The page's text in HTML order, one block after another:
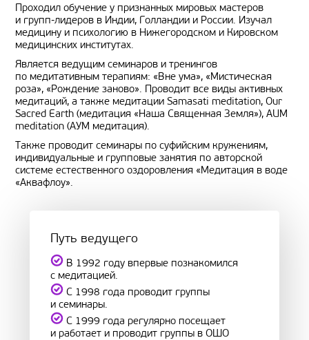
Проходил обучение у признанных мировых мастеров
и групп-лидеров в Индии, Голландии и России. Изучал
медицину и психологию в Нижегородском и Кировском
медицинских институтах.
Является ведущим семинаров и тренингов
по медитативным терапиям: «Вне ума», «Мистическая
роза», «Рождение заново». Проводит все виды активных
медитаций, а также медитации Samasati meditation, Our
Sacred Earth (медитация «Наша Священная Земля»), AUM
meditation (АУМ медитация).
Также проводит семинары по суфийским кружениям,
индивидуальные и групповые занятия по авторской
системе естественного оздоровления «Медитация в воде
«Аквафлоу».
Путь ведущего
В 1992 году впервые познакомился
с медитацией.
С 1998 года проводит группы
и семинары.
С 1999 года регулярно посещает
и работает и проводит группы в ОШО